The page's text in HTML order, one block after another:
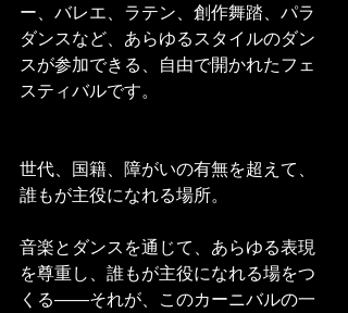
ー、バレエ、ラテン、創作舞踏、パラ
ダンスなど、あらゆるスタイルのダン
スが参加できる、自由で開かれたフェ
スティバルです。
世代、国籍、障がいの有無を超えて、
誰もが主役になれる場所。
音楽とダンスを通じて、あらゆる表現
を尊重し、誰もが主役になれる場をつ
くる——それが、このカーニバルの一